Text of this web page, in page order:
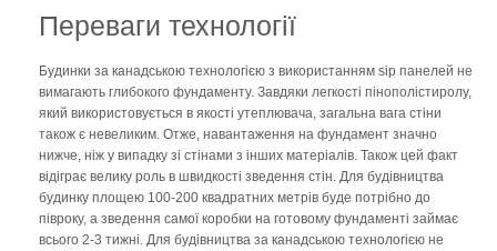
Переваги технології
Будинки за канадською технологією з використанням sip панелей не
вимагають глибокого фундаменту. Завдяки легкості пінополістиролу,
який використовується в якості утеплювача, загальна вага стіни
також є невеликим. Отже, навантаження на фундамент значно
нижче, ніж у випадку зі стінами з інших матеріалів. Також цей факт
відіграє велику роль в швидкості зведення стін. Для будівництва
будинку площею 100-200 квадратних метрів буде потрібно до
півроку, а зведення самої коробки на готовому фундаменті займає
всього 2-3 тижні. Для будівництва за канадською технологією не